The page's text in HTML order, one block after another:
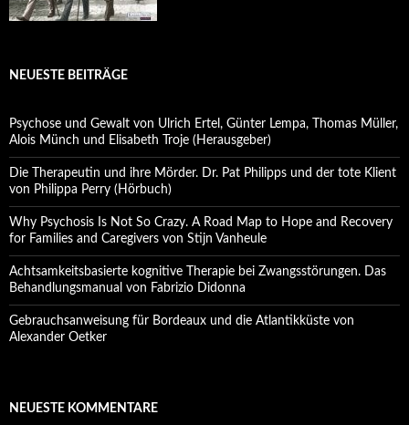
NEUESTE BEITRÄGE
Psychose und Gewalt von Ulrich Ertel, Günter Lempa, Thomas Müller,
Alois Münch und Elisabeth Troje (Herausgeber)
Die Therapeutin und ihre Mörder. Dr. Pat Philipps und der tote Klient
von Philippa Perry (Hörbuch)
Why Psychosis Is Not So Crazy. A Road Map to Hope and Recovery
for Families and Caregivers von Stijn Vanheule
Achtsamkeitsbasierte kognitive Therapie bei Zwangsstörungen. Das
Behandlungsmanual von Fabrizio Didonna
Gebrauchsanweisung für Bordeaux und die Atlantikküste von
Alexander Oetker
NEUESTE KOMMENTARE